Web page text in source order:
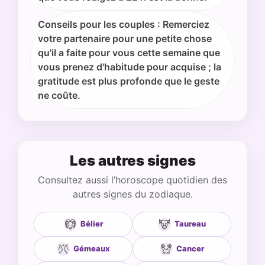
Conseils pour les couples : Remerciez
votre partenaire pour une petite chose
qu'il a faite pour vous cette semaine que
vous prenez d'habitude pour acquise ; la
gratitude est plus profonde que le geste
ne coûte.
Les autres signes
Consultez aussi l’horoscope quotidien des
autres signes du zodiaque.
Bélier Taureau
Gémeaux Cancer